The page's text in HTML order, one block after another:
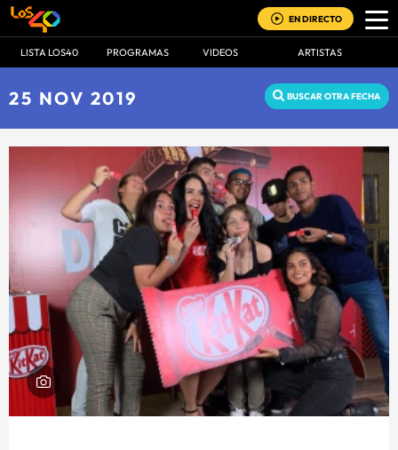
EN DIRECTO
LISTA LOS40 PROGRAMAS VIDEOS ARTISTAS
25 NOV 2019 BUSCAR OTRA FECHA